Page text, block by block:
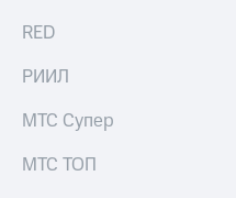
для дома
Услуги
Видеонаблюдение
для дома
RED
РИИЛ
МТС Супер
МТС ТОП